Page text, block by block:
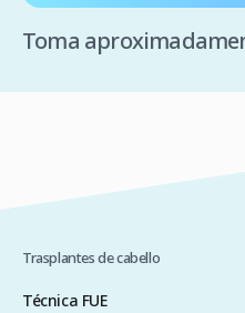
Toma
Trasplantes de cabello
Técnica FUE